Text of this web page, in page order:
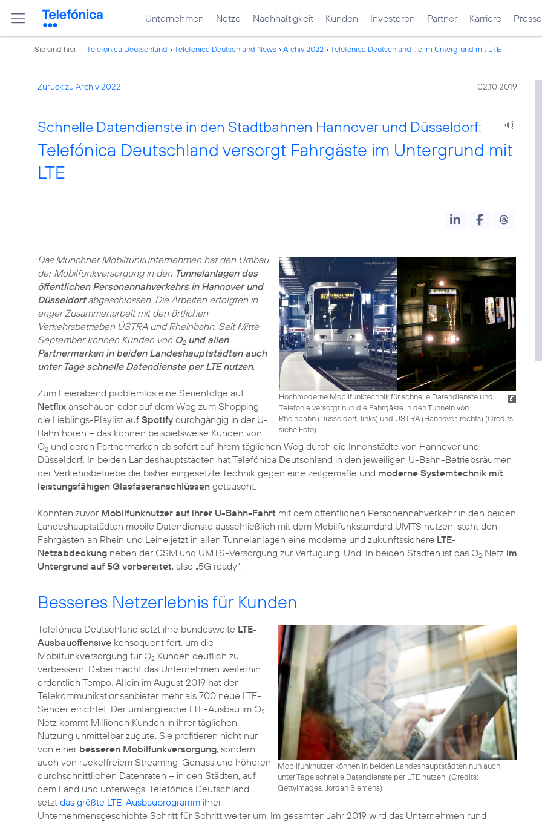
Unternehmen Netze Nachhaltigkeit Kunden Investoren Partner Karriere Presse
Sie sind hier: Telefónica Deutschland Telefónica Deutschland News Archiv 2022 Telefónica Deutschland ...e im Untergrund mit LTE
Zurück zu Archiv 2022 02.10.2019
Schnelle Datendienste in den Stadtbahnen Hannover und Düsseldorf:
Telefónica Deutschland versorgt Fahrgäste im Untergrund mit
LTE
Hochmoderne Mobilfunktechnik für schnelle Datendienste und
Telefonie versorgt nun die Fahrgäste in den Tunneln von
Rheinbahn (Düsseldorf, links) und ÜSTRA (Hannover, rechts) (Credits:
siehe Foto)
Das Münchner Mobilfunkunternehmen hat den Umbau
der Mobilfunkversorgung in den Tunnelanlagen des
öffentlichen Personennahverkehrs in Hannover und
Düsseldorfabgeschlossen. Die Arbeiten erfolgten in
enger Zusammenarbeit mit den örtlichen
Verkehrsbetrieben ÜSTRA und Rheinbahn. Seit Mitte
September können Kunden von O2und allen
Partnermarken in beiden Landeshauptstädten auch
unter Tage schnelle Datendienste per LTE nutzen.
Zum Feierabend problemlos eine Serienfolge auf
Netflix anschauen oder auf dem Weg zum Shopping
die Lieblings-Playlist auf Spotify durchgängig in der U-
Bahn hören – das können beispielsweise Kunden von
O2 und deren Partnermarken ab sofort auf ihrem täglichen Weg durch die Innenstädte von Hannover und
Düsseldorf. In beiden Landeshauptstädten hat Telefónica Deutschland in den jeweiligen U-Bahn-Betriebsräumen
der Verkehrsbetriebe die bisher eingesetzte Technik gegen eine zeitgemäße und moderne Systemtechnik mit
leistungsfähigen Glasfaseranschlüssen getauscht.
Konnten zuvor Mobilfunknutzer auf ihrer U-Bahn-Fahrt mit dem öffentlichen Personennahverkehr in den beiden
Landeshauptstädten mobile Datendienste ausschließlich mit dem Mobilfunkstandard UMTS nutzen, steht den
Fahrgästen an Rhein und Leine jetzt in allen Tunnelanlagen eine moderne und zukunftssichere LTE-
Netzabdeckung neben der GSM und UMTS-Versorgung zur Verfügung. Und: In beiden Städten ist das O2 Netz im
Untergrund auf 5G vorbereitet, also „5G ready“.
Besseres Netzerlebnis für Kunden
Mobilfunknutzer können in beiden Landeshauptstädten nun auch
unter Tage schnelle Datendienste per LTE nutzen. (Credits:
Gettyimages, Jordan Siemens)
Telefónica Deutschland setzt ihre bundesweite LTE-
Ausbauoffensive konsequent fort, um die
Mobilfunkversorgung für O2 Kunden deutlich zu
verbessern. Dabei macht das Unternehmen weiterhin
ordentlich Tempo. Allein im August 2019 hat der
Telekommunikationsanbieter mehr als 700 neue LTE-
Sender errichtet. Der umfangreiche LTE-Ausbau im O2
Netz kommt Millionen Kunden in ihrer täglichen
Nutzung unmittelbar zugute. Sie profitieren nicht nur
von einer besseren Mobilfunkversorgung, sondern
auch von ruckelfreiem Streaming-Genuss und höheren
durchschnittlichen Datenraten – in den Städten, auf
dem Land und unterwegs. Telefónica Deutschland
setzt das größte LTE-Ausbauprogramm ihrer
Unternehmensgeschichte Schritt für Schritt weiter um. Im gesamten Jahr 2019 wird das Unternehmen rund